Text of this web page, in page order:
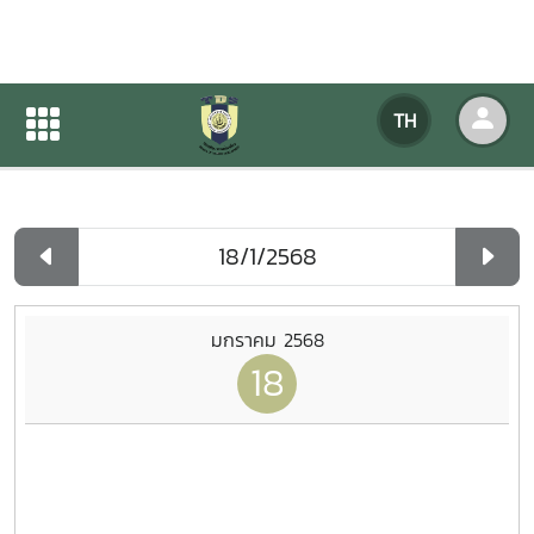
TH
ปฏิทินกิจกรรมของหน่วยงาน
ปฏิทินกิจกรรมของหน่วยงาน
มกราคม 2568
18